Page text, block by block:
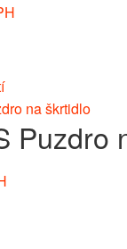
Puzdro